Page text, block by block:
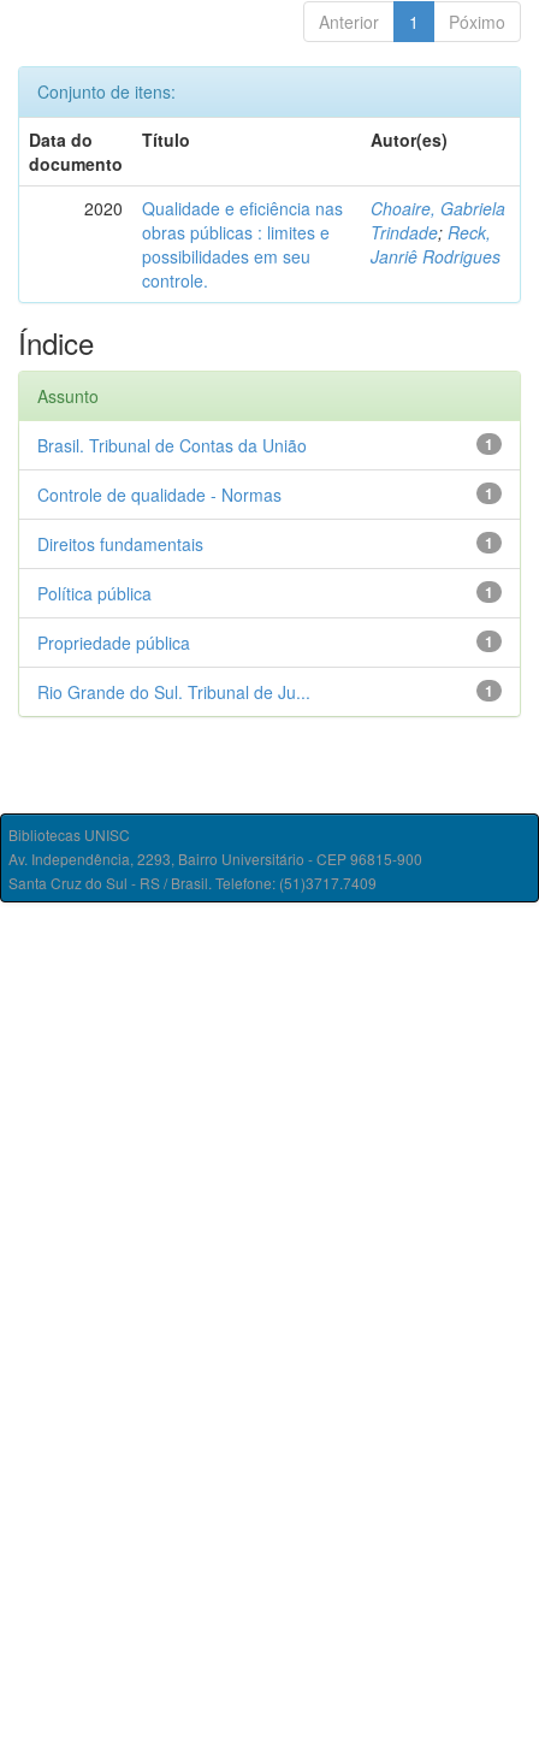
Anterior 1 Póximo
Conjunto de itens:
Data do
documento
Título Autor(es)
2020
Qualidade e eficiência nas
obras públicas : limites e
possibilidades em seu
controle.
Choaire, Gabriela
Trindade; Reck,
Janriê Rodrigues
Índice
Assunto
1
Brasil. Tribunal de Contas da União
1
Controle de qualidade - Normas
1
Direitos fundamentais
1
Política pública
1
Propriedade pública
1
Rio Grande do Sul. Tribunal de Ju...
Bibliotecas UNISC
Av. Independência, 2293, Bairro Universitário - CEP 96815-900
Santa Cruz do Sul - RS / Brasil. Telefone: (51)3717.7409